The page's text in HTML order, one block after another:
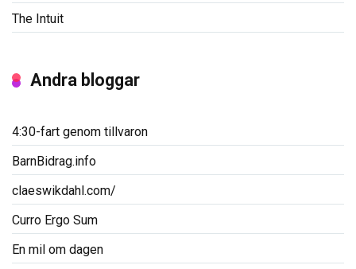
The Intuit
Andra bloggar
4:30-fart genom tillvaron
BarnBidrag.info
claeswikdahl.com/
Curro Ergo Sum
En mil om dagen